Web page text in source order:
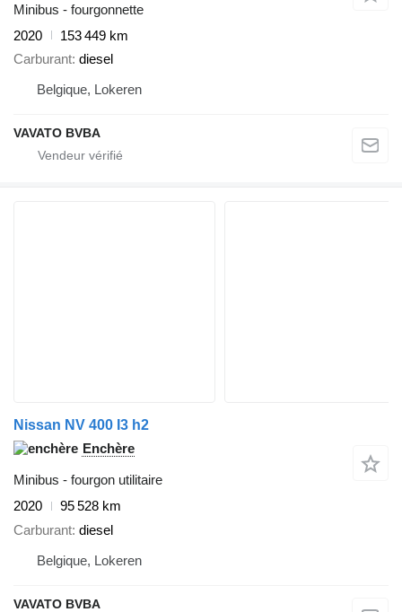
Minibus - fourgonnette
2020
153 449 km
Carburant diesel
Belgique, Lokeren
VAVATO BVBA
Nissan NV 400 I3 h2
Enchère
Minibus - fourgon utilitaire
2020
95 528 km
Carburant diesel
Belgique, Lokeren
VAVATO BVBA